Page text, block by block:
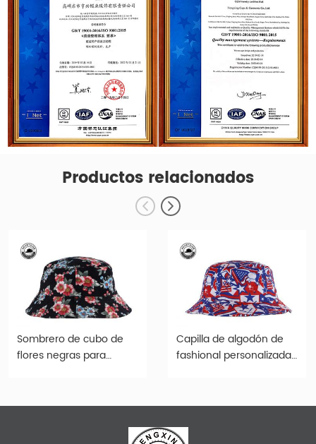
Productos relacionados
Sombrero de cubo de
flores negras para
floral personalizado
Capilla de algodón de
fashional personalizada